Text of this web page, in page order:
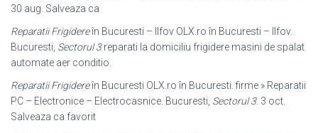
30 aug. Salveaza ca
Reparatii Frigidereîn Bucuresti – Ilfov OLX.ro în Bucuresti – Ilfov.
Bucuresti, Sectorul 3reparati la domiciliu frigidere masini de spalat
automate aer conditio
Reparatii Frigidereîn Bucuresti OLX.ro în Bucuresti. firme » Reparatii
PC – Electronice – Electrocasnice. Bucuresti, Sectorul 3. 3 oct.
Salveaza ca favorit